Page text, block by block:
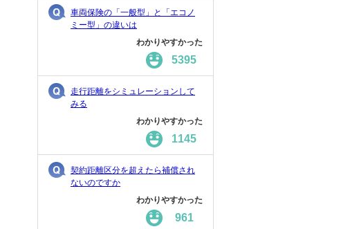
車両保険の「一般型」と「エコノ
ミー型」の違いは
わかりやすかった
5395
走行距離をシミュレーションして
みる
わかりやすかった
1145
契約距離区分を超えたら補償され
ないのですか
わかりやすかった
961